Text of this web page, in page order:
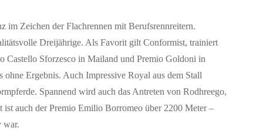
im Zeichen der Flachrennen mit Berufsrennreitern.
Dreijährige. Als Favorit gilt Conformist, trainiert
Castello Sforzesco in Mailand und Premio Goldoni in
Ergebnis. Auch Impressive Royal aus dem Stall
Spannend wird auch das Antreten von Rodhreego,
ist auch der Premio Emilio Borromeo über 2200 Meter –
war.